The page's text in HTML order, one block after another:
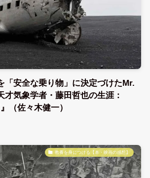
「安全な乗り物」に決定づけたMr.
才気象学者・藤田哲也の生涯：
（佐々木健一）
教養を身につける【本・映画の感想】